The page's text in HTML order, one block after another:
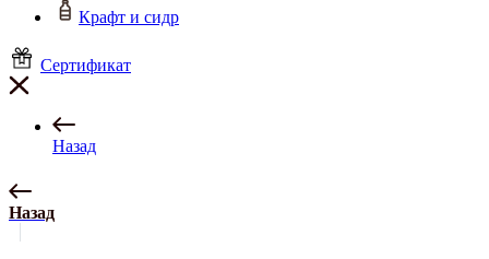
Крафт и сидр
Сертификат
Назад
Назад